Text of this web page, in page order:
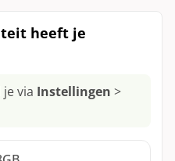
en/of is uit de
heeft je
via Instellingen >